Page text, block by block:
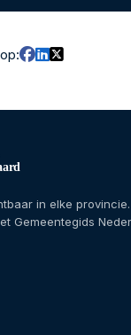
in elke
Gemeentegids